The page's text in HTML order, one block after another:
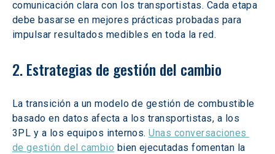
comunicación clara con los transportistas. Cada etapa
debe basarse en mejores prácticas probadas para
impulsar resultados medibles en toda la red.
2. Estrategias de gestión del cambio
La transición a un modelo de gestión de combustible
basado en datos afecta a los transportistas, a los
3PL y a los equipos internos. Unas conversaciones
de gestión del cambio bien ejecutadas fomentan la